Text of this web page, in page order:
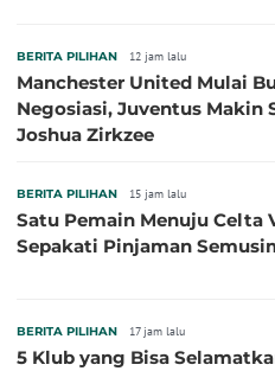
BERITA PILIHAN 12 jam lalu
Manchester United Mulai
Negosiasi, Juventus Makin
Joshua Zirkzee
BERITA PILIHAN 15 jam lalu
Satu Pemain Menuju Celta
Sepakati Pinjaman
BERITA PILIHAN 17 jam lalu
5 Klub yang Bisa